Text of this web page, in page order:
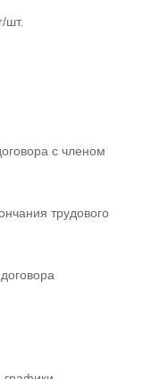
шт.
с членом
трудового